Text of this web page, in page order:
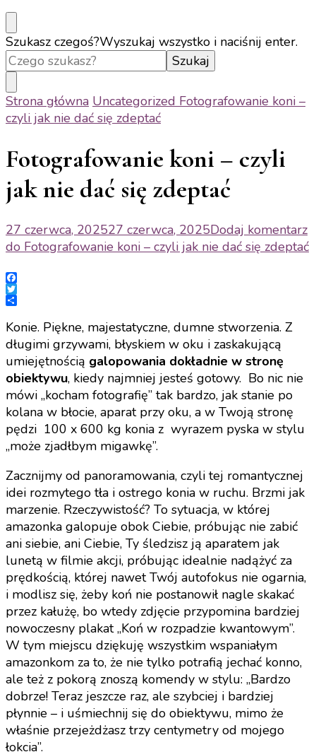
Szukasz czegoś?Wyszukaj wszystko i naciśnij enter.
Strona główna Uncategorized Fotografowanie koni –
czyli jak nie dać się zdeptać
Fotografowanie koni – czyli
jak nie dać się zdeptać
27 czerwca, 202527 czerwca, 2025Dodaj komentarz
do Fotografowanie koni – czyli jak nie dać się zdeptać
Facebook
Twitter
Share
Konie. Piękne, majestatyczne, dumne stworzenia. Z
długimi grzywami, błyskiem w oku i zaskakującą
umiejętnością galopowania dokładnie w stronę
obiektywu, kiedy najmniej jesteś gotowy. Bo nic nie
mówi „kocham fotografię” tak bardzo, jak stanie po
kolana w błocie, aparat przy oku, a w Twoją stronę
pędzi 100 x 600 kg konia z wyrazem pyska w stylu
„może zjadłbym migawkę”.
Zacznijmy od panoramowania, czyli tej romantycznej
idei rozmytego tła i ostrego konia w ruchu. Brzmi jak
marzenie. Rzeczywistość? To sytuacja, w której
amazonka galopuje obok Ciebie, próbując nie zabić
ani siebie, ani Ciebie, Ty śledzisz ją aparatem jak
lunetą w filmie akcji, próbując idealnie nadążyć za
prędkością, której nawet Twój autofokus nie ogarnia,
i modlisz się, żeby koń nie postanowił nagle skakać
przez kałużę, bo wtedy zdjęcie przypomina bardziej
nowoczesny plakat „Koń w rozpadzie kwantowym”.
W tym miejscu dziękuję wszystkim wspaniałym
amazonkom za to, że nie tylko potrafią jechać konno,
ale też z pokorą znoszą komendy w stylu: „Bardzo
dobrze! Teraz jeszcze raz, ale szybciej i bardziej
płynnie – i uśmiechnij się do obiektywu, mimo że
właśnie przejeżdżasz trzy centymetry od mojego
łokcia”.